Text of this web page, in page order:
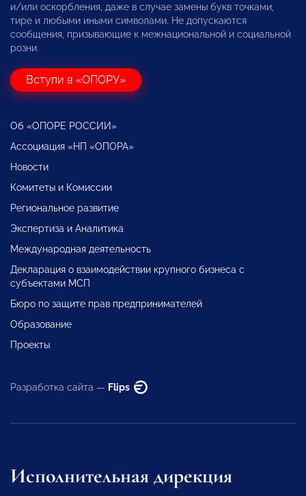
и/или оскорбления, даже в случае замены букв точками,
тире и любыми иными символами. Не допускаются
сообщения, призывающие к межнациональной и социальной
розни.
Вступи в «ОПОРУ»
Об «ОПОРЕ РОССИИ»
Ассоциация «НП «ОПОРА»
Новости
Комитеты и Комиссии
Региональное развитие
Экспертиза и Аналитика
Международная деятельность
Декларация о взаимодействии крупного бизнеса с
субъектами МСП
Бюро по защите прав предпринимателей
Образование
Проекты
Разработка сайта — Flips
Исполнительная дирекция